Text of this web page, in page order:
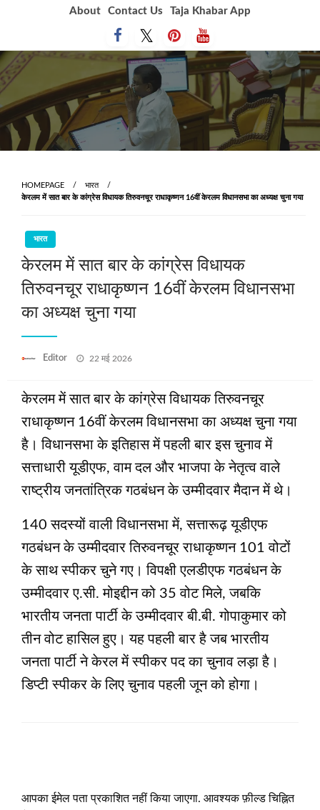
About Contact Us Taja Khabar App
HOMEPAGE
भारत
केरलम में सात बार के कांग्रेस विधायक तिरुवनचूर राधाकृष्णन 16वीं केरलम विधानसभा का अध्यक्ष चुना गया
भारत
केरलम में सात बार के कांग्रेस विधायक
तिरुवनचूर राधाकृष्णन 16वीं केरलम विधानसभा
का अध्यक्ष चुना गया
Editor
Posted
22 मई 2026
केरलम में सात बार के कांग्रेस विधायक तिरुवनचूर
राधाकृष्णन 16वीं केरलम विधानसभा का अध्यक्ष चुना गया
है। विधानसभा के इतिहास में पहली बार इस चुनाव में
सत्ताधारी यूडीएफ, वाम दल और भाजपा के नेतृत्व वाले
राष्‍ट्रीय जनतांत्रिक गठबंधन के उम्मीदवार मैदान में थे।
140 सदस्यों वाली विधानसभा में, सत्तारूढ़ यूडीएफ
गठबंधन के उम्मीदवार तिरुवनचूर राधाकृष्णन 101 वोटों
के साथ स्पीकर चुने गए। विपक्षी एलडीएफ गठबंधन के
उम्मीदवार ए.सी. मोइद्दीन को 35 वोट मिले, जबकि
भारतीय जनता पार्टी के उम्मीदवार बी.बी. गोपाकुमार को
तीन वोट हासिल हुए। यह पहली बार है जब भारतीय
जनता पार्टी ने केरल में स्पीकर पद का चुनाव लड़ा है।
डिप्टी स्पीकर के लिए चुनाव पहली जून को होगा।
आपका ईमेल पता प्रकाशित नहीं किया जाएगा. आवश्यक फ़ील्ड चिह्नित